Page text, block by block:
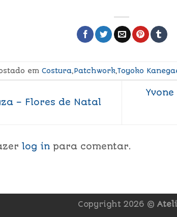
em Costura,Patchwork,Toyoko
– Flores de Natal
log in para comentar.
Copyright 2026 ©